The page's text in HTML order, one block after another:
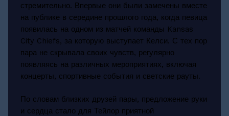
стремительно. Впервые они были замечены вместе
на публике в середине прошлого года, когда певица
появилась на одном из матчей команды Kansas
City Chiefs, за которую выступает Келси. С тех пор
пара не скрывала своих чувств, регулярно
появляясь на различных мероприятиях, включая
концерты, спортивные события и светские рауты.
По словам близких друзей пары, предложение руки
и сердца стало для Тейлор приятной